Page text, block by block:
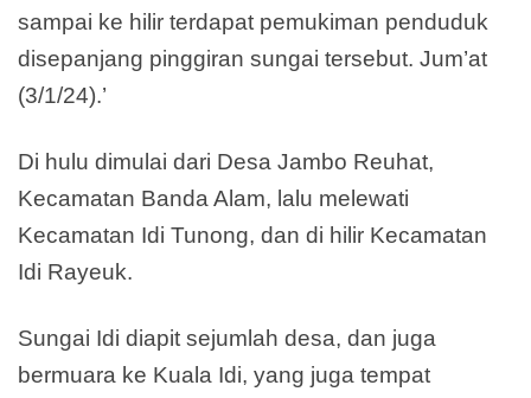
sampai ke hilir terdapat pemukiman penduduk
disepanjang pinggiran sungai tersebut. Jum’at
(3/1/24).’
Di hulu dimulai dari Desa Jambo Reuhat,
Kecamatan Banda Alam, lalu melewati
Kecamatan Idi Tunong, dan di hilir Kecamatan
Idi Rayeuk.
Sungai Idi diapit sejumlah desa, dan juga
bermuara ke Kuala Idi, yang juga tempat